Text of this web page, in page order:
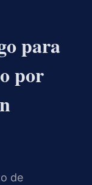
para
por
de